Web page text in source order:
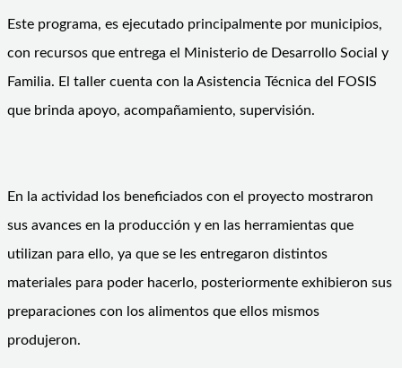
Este programa, es ejecutado principalmente por municipios,
con recursos que entrega el Ministerio de Desarrollo Social y
Familia. El taller cuenta con la Asistencia Técnica del FOSIS
que brinda apoyo, acompañamiento, supervisión.
En la actividad los beneficiados con el proyecto mostraron
sus avances en la producción y en las herramientas que
utilizan para ello, ya que se les entregaron distintos
materiales para poder hacerlo, posteriormente exhibieron sus
preparaciones con los alimentos que ellos mismos
produjeron.